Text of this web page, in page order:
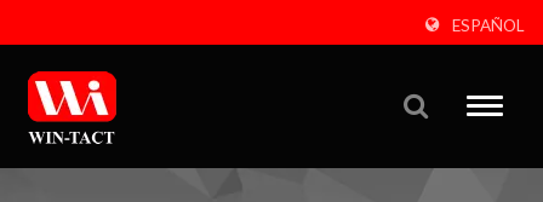
ESPAÑOL
Toggle